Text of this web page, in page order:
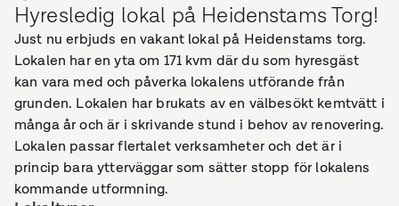
Hyresledig lokal på Heidenstams Torg!
Just nu erbjuds en vakant lokal på Heidenstams torg.
Lokalen har en yta om 171 kvm där du som hyresgäst
kan vara med och påverka lokalens utförande från
grunden. Lokalen har brukats av en välbesökt kemtvätt i
många år och är i skrivande stund i behov av renovering.
Lokalen passar flertalet verksamheter och det är i
princip bara ytterväggar som sätter stopp för lokalens
kommande utformning.